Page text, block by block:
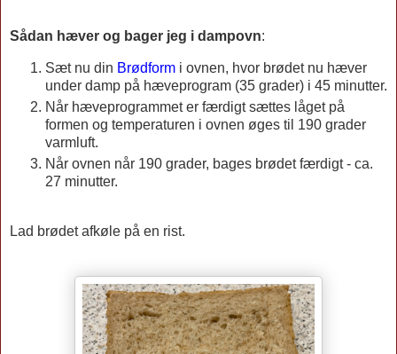
Sådan hæver og bager jeg i dampovn:
Sæt nu din Brødform i ovnen, hvor brødet nu hæver
under damp på hæveprogram (35 grader) i 45 minutter.
Når hæveprogrammet er færdigt sættes låget på
formen og temperaturen i ovnen øges til 190 grader
varmluft.
Når ovnen når 190 grader, bages brødet færdigt - ca.
27 minutter.
Lad brødet afkøle på en rist.